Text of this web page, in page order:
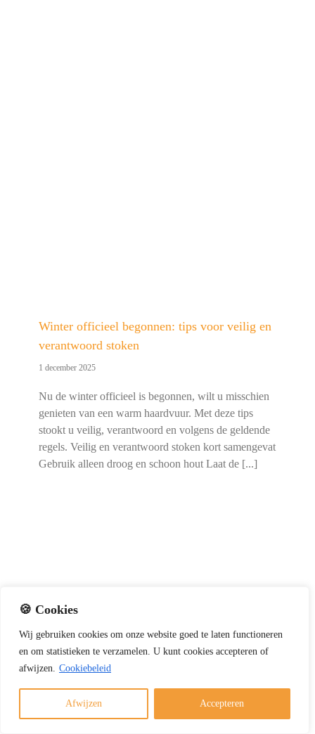
🍪 Cookies
Wij gebruiken cookies om onze website goed te laten functioneren
en om statistieken te verzamelen. U kunt cookies accepteren of
afwijzen. Cookiebeleid
Afwijzen Accepteren
Winter officieel begonnen: tips voor veilig en
verantwoord stoken
1 december 2025
Nu de winter officieel is begonnen, wilt u misschien
genieten van een warm haardvuur. Met deze tips
stookt u veilig, verantwoord en volgens de geldende
regels. Veilig en verantwoord stoken kort samengevat
Gebruik alleen droog en schoon hout Laat de [...]